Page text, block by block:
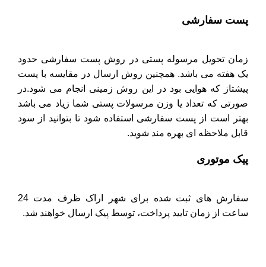
پست سفارشی
زمان تحویل مرسوله پستی در روش پست سفارشی حدود
یک هفته می باشد. همچنین روش ارسال در مقایسه با پست
پیشتاز که هوایی بود در این روش زمینی انجام می شود.در
صورتی که تعداد یا وزن مرسولات پستی شما زیاد می باشد
بهتر است از پست سفارشی استفاده شود تا بتوانید از سود
قابل ملاحظه ای بهره مند شوید.
پیک موتوری
سفارش های ثبت شده برای شهر اراک ظرف مدت 24
ساعت از زمان تایید پرداخت، توسط پیک ارسال خواهند شد.